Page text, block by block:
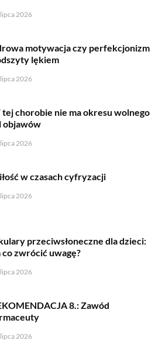
2026
motywacja czy perfekcjonizm
lękiem
2026
tej chorobie nie ma okresu wolnego
objawów
2026
w czasach cyfryzacji
2026
przeciwsłoneczne dla dzieci:
co zwrócić uwagę?
2026
8.: Zawód
2026